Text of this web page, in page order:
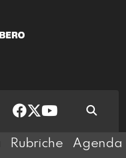
Rubriche Agenda